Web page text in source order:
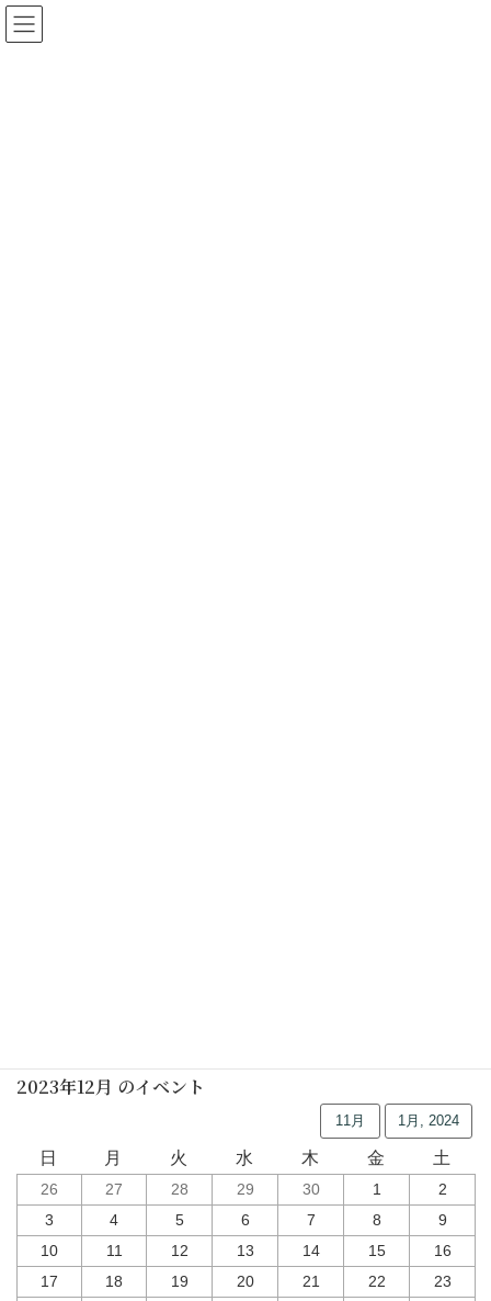
2023年12月 のイベント
11月 1月, 2024
日 月 火 水 木 金 土
26 27 28 29 30 1
2
3
4 5 6 7 8
9
10
11 12 13 14 15
16
17
18 19 20 21 22
23